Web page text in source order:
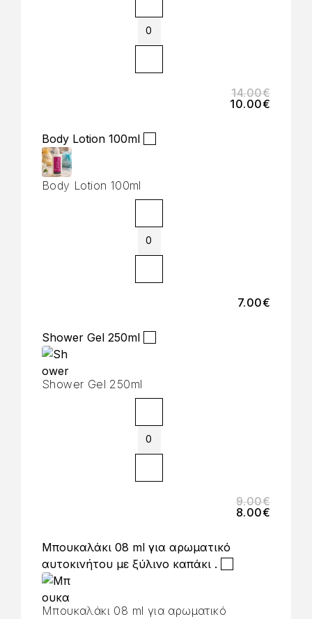
14.00€
10.00€
Body Lotion 100ml
Body Lotion 100ml
7.00€
Shower Gel 250ml
Shower Gel 250ml
9.00€
8.00€
Μπουκαλάκι 08 ml για αρωματικό
αυτοκινήτου με ξύλινο καπάκι .
Μπουκαλάκι 08 ml για αρωματικό